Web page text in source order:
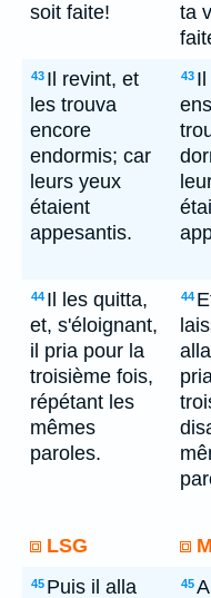
soit faite!
ta
43 Il revint, et
les trouva
encore
endormis; car
leurs yeux
étaient
appesantis.
43
44 Il les quitta,
et, s'éloignant,
il pria pour la
troisième fois,
répétant les
mêmes
paroles.
44
LSG
45 Puis il alla 45